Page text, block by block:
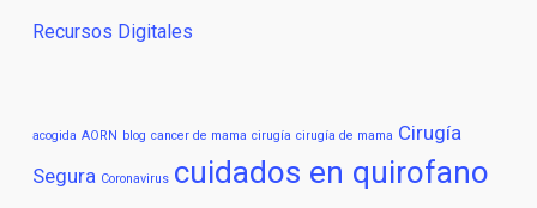
Recursos Digitales
acogida AORN blog cancer de mama cirugía cirugía de mama Cirugía
Segura Coronavirus cuidados en quirofano